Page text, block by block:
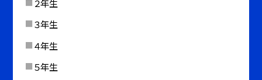
２年生
３年生
４年生
５年生